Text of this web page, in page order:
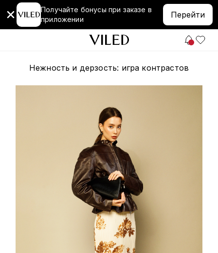
Получайте бонусы при заказе в
приложении
Перейти
Нежность и дерзость: игра контрастов